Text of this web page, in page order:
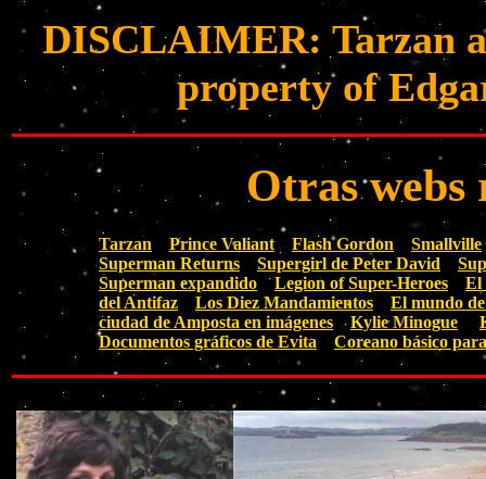
DISCLAIMER: Tarzan
property of
Otras webs
Tarzan Prince Valiant Flash Gordon
Smallville
Superman Returns
Supergirl de Peter David
Superman expandido
Legion of Super-Heroes
El
del Antifaz
Los Diez Mandamientos
El mundo
ciudad de Amposta en imágenes
Kylie Minogue
Documentos gráficos de Evita
Coreano básico